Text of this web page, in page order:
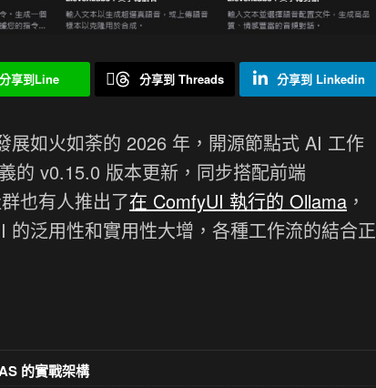
享到Line 分享到 Threads 分享到 Linkedin
展如火如荼的 2026 年，開源節點式 AI 工作
的 v0.15.0 版本更新，同步搭配前端
也有人推出了在 ComfyUI 執行的 Ollama ，
的泛用性和實用性大增，各種工作流的結合正
的實戰架構